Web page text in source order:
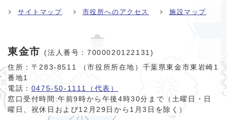
サイトマップ 市役所へのアクセス 施設マップ
東金市
(法人番号：7000020122131)
住所：〒283-8511 （市役所所在地）千葉県東金市東岩崎1
番地1
電話： 0475-50-1111（代表）
窓口受付時間:午前9時から午後4時30分まで（土曜日・日
曜日、祝休日および12月29日から1月3日を除く）